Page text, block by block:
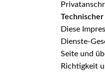
Diese
Dienste-
Seite und
Richtigkeit